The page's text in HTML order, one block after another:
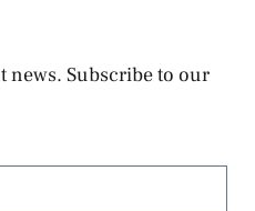
news. Subscribe to our